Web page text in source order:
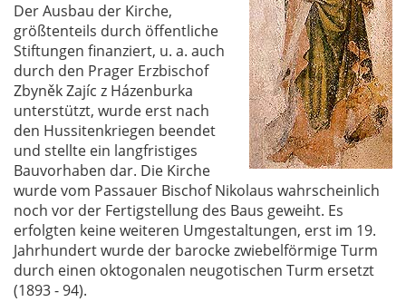
Der Ausbau der Kirche,
größtenteils durch öffentliche
Stiftungen finanziert, u. a. auch
durch den Prager Erzbischof
Zbyněk Zajíc z Házenburka
unterstützt, wurde erst nach
den Hussitenkriegen beendet
und stellte ein langfristiges
Bauvorhaben dar. Die Kirche
wurde vom Passauer Bischof Nikolaus wahrscheinlich
noch vor der Fertigstellung des Baus geweiht. Es
erfolgten keine weiteren Umgestaltungen, erst im 19.
Jahrhundert wurde der barocke zwiebelförmige Turm
durch einen oktogonalen neugotischen Turm ersetzt
(1893 - 94).